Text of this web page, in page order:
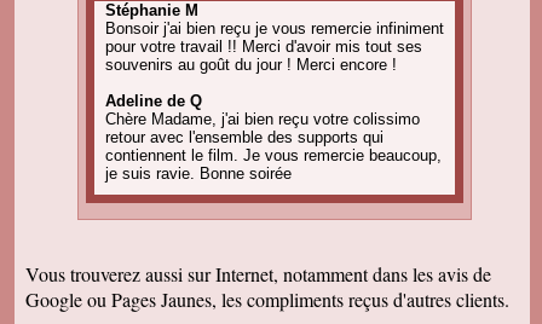
Stéphanie M
Bonsoir j'ai bien reçu je vous remercie infiniment
pour votre travail !! Merci d'avoir mis tout ses
souvenirs au goût du jour ! Merci encore !
Adeline de Q
Chère Madame, j'ai bien reçu votre colissimo
retour avec l'ensemble des supports qui
contiennent le film. Je vous remercie beaucoup,
je suis ravie. Bonne soirée
projets de commande, alors, sûrement à bientôt
! Cordialement
Vous trouverez aussi sur Internet, notamment dans les avis de
Google ou Pages Jaunes, les compliments reçus d'autres clients.